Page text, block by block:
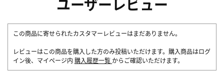
この商品に寄せられたカスタマーレビューはまだありません。
レビューはこの商品を購入した方のみ投稿いただけます。購入商品はログ
イン後、マイページ内 購入履歴一覧 からご確認いただけます。